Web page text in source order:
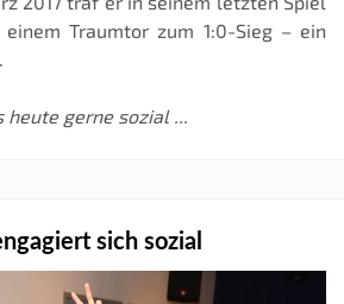
Traumtor zum 1:0-Sieg – ein
heute gerne sozial ...
sich sozial